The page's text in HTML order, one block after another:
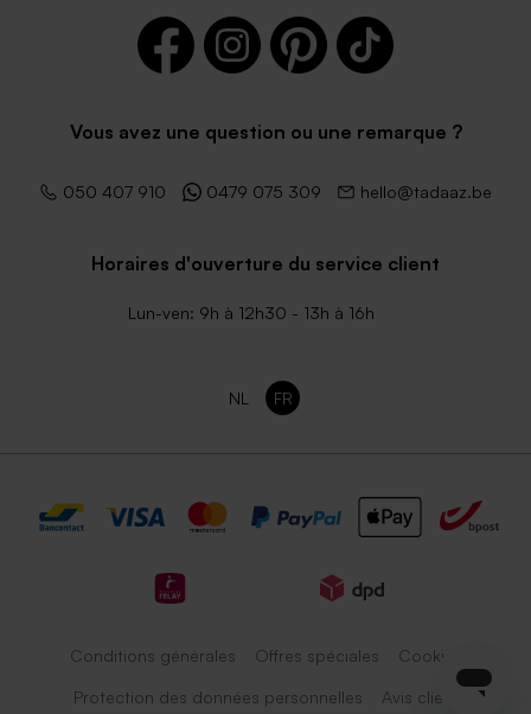
Vous avez une question ou une remarque ?
050 407 910 0479 075 309 hello@tadaaz.be
Horaires d'ouverture du service client
Lun-ven: 9h à 12h30 - 13h à 16h
NL FR
Conditions générales Offres spéciales Cookies
Protection des données personnelles Avis client